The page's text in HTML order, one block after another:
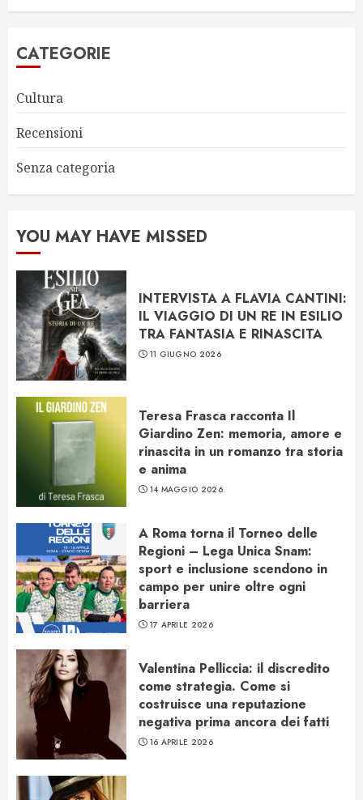
CATEGORIE
Cultura
Recensioni
Senza categoria
YOU MAY HAVE MISSED
INTERVISTA A FLAVIA CANTINI:
IL VIAGGIO DI UN RE IN ESILIO
TRA FANTASIA E RINASCITA
11 GIUGNO 2026
Teresa Frasca racconta Il
Giardino Zen: memoria, amore e
rinascita in un romanzo tra storia
e anima
14 MAGGIO 2026
A Roma torna il Torneo delle
Regioni – Lega Unica Snam:
sport e inclusione scendono in
campo per unire oltre ogni
barriera
17 APRILE 2026
Valentina Pelliccia: il discredito
come strategia. Come si
costruisce una reputazione
negativa prima ancora dei fatti
16 APRILE 2026